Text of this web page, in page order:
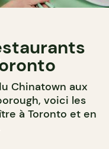
Chinatown aux
voici les
à Toronto et en